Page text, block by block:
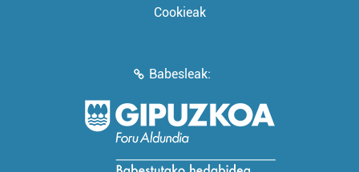
Cookieak
Babesleak: